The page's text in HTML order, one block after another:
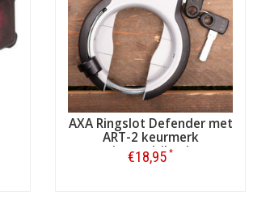
AXA Ringslot Defender met
ART-2 keurmerk
(zwart/zilver)
€18,95 *